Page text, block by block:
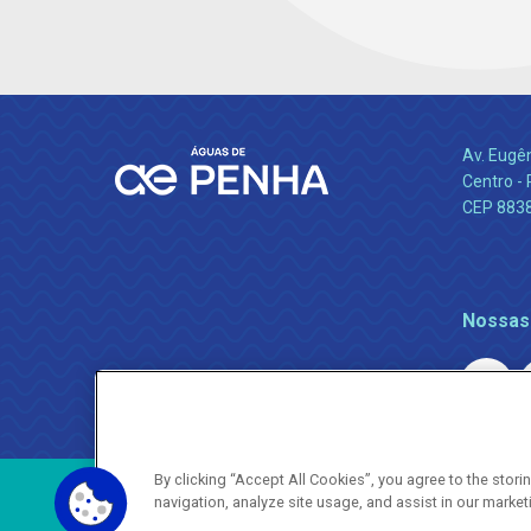
Av.
Centro -
CEP
By clicking “Accept All Cookies”, you agree to the
navigation, analyze site usage, and assist in our